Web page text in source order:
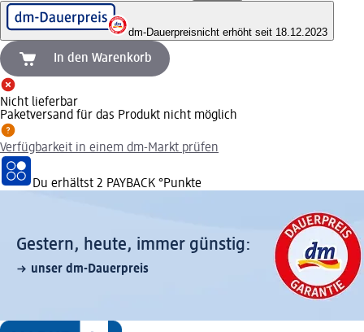
dm-Dauerpreisnicht erhöht seit 18.12.2023
In den Warenkorb
Nicht lieferbar
Paketversand für das Produkt nicht möglich
Verfügbarkeit in einem dm-Markt prüfen
Du erhältst 2 PAYBACK °Punkte
Gestern, heute, immer günstig:
unser dm-Dauerpreis